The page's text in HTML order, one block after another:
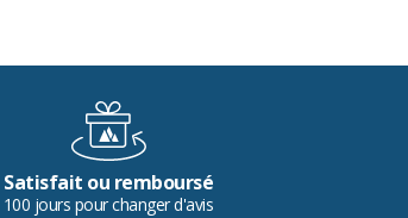
Satisfait ou remboursé
100 jours pour changer d'avis